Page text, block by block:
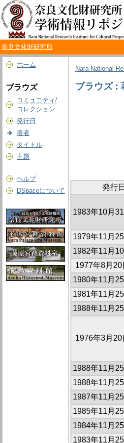
奈良文化財研究所
ホーム
ブラウズ
コミュニティ/
コレクション
発行日
著者
タイトル
主題
ヘルプ
DSpaceについて
Nara National
ブラウズ :
発行日
1983年10月
1979年11月
1982年11月
1977年8月20
1980年11月
1981年11月
1988年11月
1976年3月20
1988年11月
1988年11月
1987年11月
1985年11月
1984年11月
1983年11月